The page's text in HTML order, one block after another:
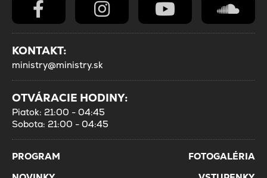
KONTAKT:
ministry@ministry.sk
OTVÁRACIE HODINY:
Piatok: 21:00 - 04:45
Sobota: 21:00 - 04:45
PROGRAM
FOTOGALÉRIA